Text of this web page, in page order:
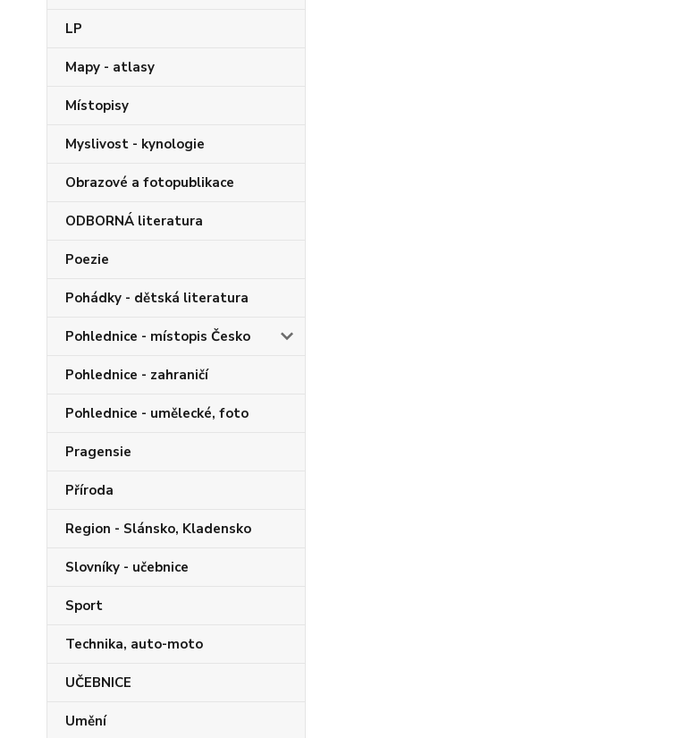
LP
Mapy - atlasy
Místopisy
Myslivost - kynologie
Obrazové a fotopublikace
ODBORNÁ literatura
Poezie
Pohádky - dětská literatura
Pohlednice - místopis Česko
Pohlednice - zahraničí
Pohlednice - umělecké, foto
Pragensie
Příroda
Region - Slánsko, Kladensko
Slovníky - učebnice
Sport
Technika, auto-moto
UČEBNICE
Umění